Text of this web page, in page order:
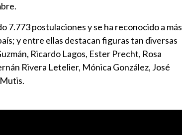
7.773 postulaciones y se ha reconocido a más
y entre ellas destacan figuras tan diversas
Ricardo Lagos, Ester Precht, Rosa
Rivera Letelier, Mónica González, José